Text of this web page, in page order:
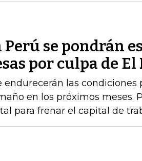
Perú se pondrán
por culpa de El
las condiciones
en los próximos meses.
para frenar el capital de